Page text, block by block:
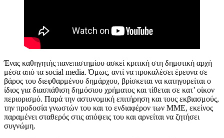
Ένας καθηγητής πανεπιστημίου ασκεί κριτική στη δημοτική αρχή
μέσα από τα social media. Όμως, αντί να προκαλέσει έρευνα σε
βάρος του διεφθαρμένου δημάρχου, βρίσκεται να κατηγορείται ο
ίδιος για διασπάθιση δημόσιου χρήματος καιτίθεταισε κατ’ οίκον
περιορισμό. Παρά την αστυνομική επιτήρηση και τους εκβιασμούς,
την προδοσία γνωστών του και το ενδιαφέρον των ΜΜΕ, εκείνος
παραμένει σταθερός στις απόψεις του και αρνείται να ζητήσει
συγνώμη.